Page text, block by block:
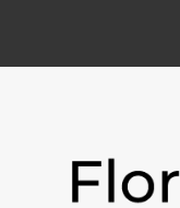
content